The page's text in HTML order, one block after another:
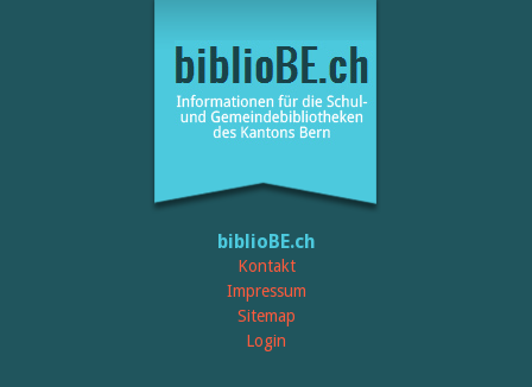
biblioBE.ch
Kontakt
Impressum
Sitemap
Login